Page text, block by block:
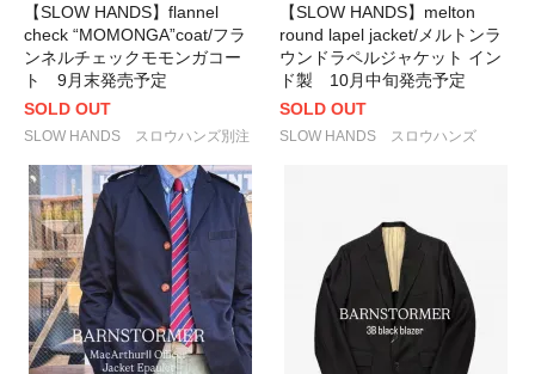
【SLOW HANDS】flannel
check “MOMONGA”coat/フラ
ンネルチェックモモンガコー
ト 9月末発売予定
SOLD OUT
SLOW HANDS スロウハンズ別注
【SLOW HANDS】melton
round lapel jacket/メルトンラ
ウンドラペルジャケット イン
ド製 10月中旬発売予定
SOLD OUT
SLOW HANDS スロウハンズ